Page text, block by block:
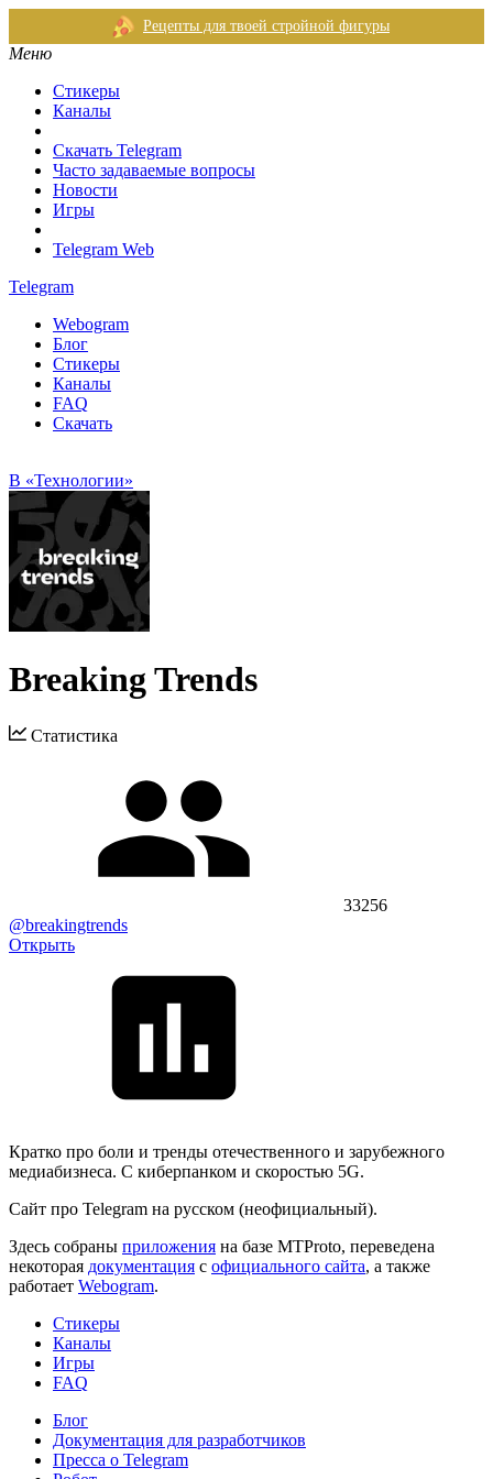
Рецепты для твоей стройной фигуры
Меню
Стикеры
Каналы
Скачать Telegram
Часто задаваемые вопросы
Новости
Игры
Telegram Web
Telegram
Webogram
Блог
Стикеры
Каналы
FAQ
Скачать
В «Технологии»
Breaking Trends
Статистика
33256
@breakingtrends
Открыть
Кратко про боли и тренды отечественного и зарубежного
медиабизнеса. С киберпанком и скоростью 5G.
Сайт про Telegram на русском (неофициальный).
Здесь собраны приложения на базе MTProto, переведена
некоторая документация с официального сайта, а также
работает Webogram.
Стикеры
Каналы
Игры
FAQ
Блог
Документация для разработчиков
Пресса о Telegram